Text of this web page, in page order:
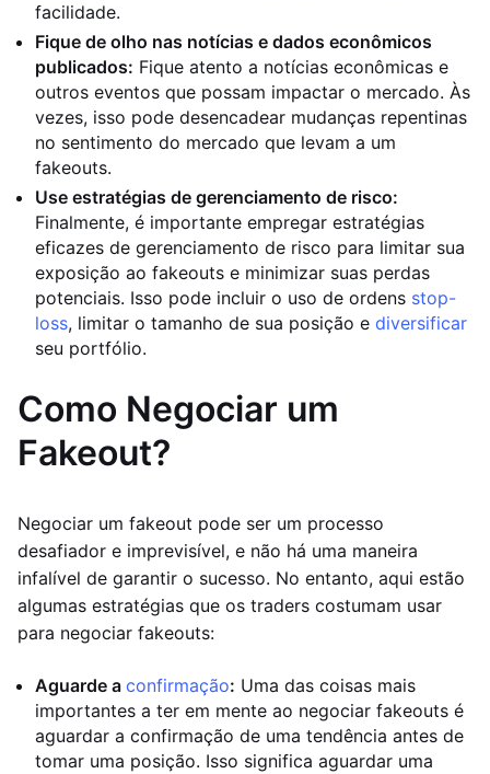
facilidade.
Fique de olho nas notícias e dados econômicos
publicados: Fique atento a notícias econômicas e
outros eventos que possam impactar o mercado. Às
vezes, isso pode desencadear mudanças repentinas
no sentimento do mercado que levam a um
fakeouts.
Use estratégias de gerenciamento de risco:
Finalmente, é importante empregar estratégias
eficazes de gerenciamento de risco para limitar sua
exposição ao fakeouts e minimizar suas perdas
potenciais. Isso pode incluir o uso de ordens stop-
loss, limitar o tamanho de sua posição e diversificar
seu portfólio.
Como Negociar um
Fakeout?
Negociar um fakeout pode ser um processo
desafiador e imprevisível, e não há uma maneira
infalível de garantir o sucesso. No entanto, aqui estão
algumas estratégias que os traders costumam usar
para negociar fakeouts:
Aguarde a confirmação: Uma das coisas mais
importantes a ter em mente ao negociar fakeouts é
aguardar a confirmação de uma tendência antes de
tomar uma posição. Isso significa aguardar uma